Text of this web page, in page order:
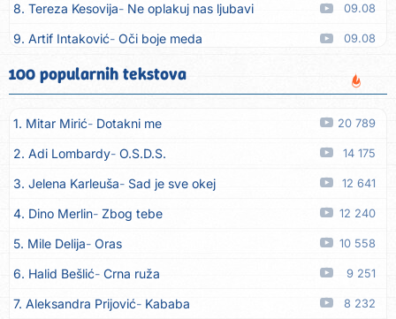
8. Tereza Kesovija Ne oplakuj nas ljubavi 09.08
9. Artif Intaković Oči boje meda 09.08
10. Rifat Tepić Iza tamnih zavjesa
11. Dinacordi Luna Band Srce svoje neću drugoj dati 09.08
12. Dreletronic Vumrl mi je pajcek moj 08.08
13. Dinacordi Luna Band Zora plava 08.08
14. Dinacordi Luna Band Imam sve, fališ ti 08.08
15. Dinacordi Luna Band Prijatelji stari 08.08
16. Dinacordi Luna Band 08.08
17. Tereza Kesovija Ljubavi nestaju 08.08
18. Tereza Kesovija Trebaš mi noćas 08.08
100 popularnih tekstova
1. Mitar Mirić Dotakni me 20 789
2. Adi Lombardy O.S.D.S. 14 175
3. Jelena Karleuša Sad je sve okej 12 641
4. Dino Merlin Zbog tebe 12 240
5. Mile Delija Oras 10 558
6. Halid Bešlić Crna ruža 9 251
7. Aleksandra Prijović Kababa 8 232